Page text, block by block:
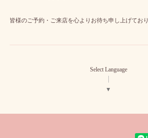
皆様のご予約・ご来店を心よりお待ち申し上げており
Select Language
▼